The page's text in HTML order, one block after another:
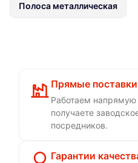
Полоса металлическая
Прямые поставки
Работаем
получаете
посредников.
Гарантии